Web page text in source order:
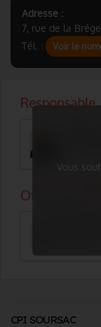
Adresse :
7, rue de la
Tél. :
Voir le
Vous
CPI SOURSAC